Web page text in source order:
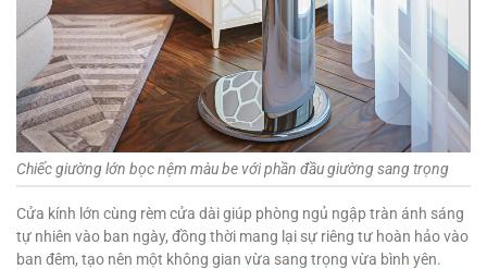
Chiếc giường lớn bọc nệm màu be với phần đầu giường sang trọng
Cửa kính lớn cùng rèm cửa dài giúp phòng ngủ ngập tràn ánh sáng
tự nhiên vào ban ngày, đồng thời mang lại sự riêng tư hoàn hảo vào
ban đêm, tạo nên một không gian vừa sang trọng vừa bình yên.